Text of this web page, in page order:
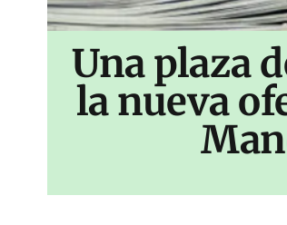
Una plaza
la nueva